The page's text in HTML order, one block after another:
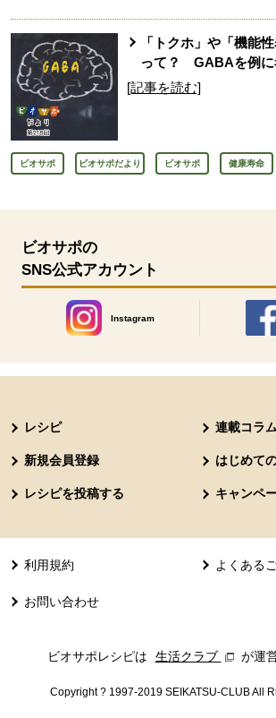
「トクホ」や「機能
って？ GABAを例に
[記事を読む]
ビオサポ ビオサポだより ビオサポ 健康寿命
ビオサポの
SNS公式アカウント
Instagram
別のウィンドウで開きます。
レシピ 連載コラム
新規会員登録 はじめて
レシピを投稿する キャンペ
利用規約 よくある
お問い合わせ
ビオサポレシピは 生活クラブ 別のウィ
が運
Copyright ? 1997-2019 SEIKATSU-CLUB All